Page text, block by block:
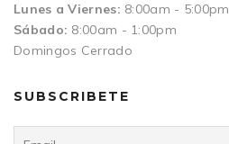
Lunes a Viernes: 8:00am - 5:00pm
Sábado: 8:00am - 1:00pm
Domingos Cerrado
SUBSCRIBETE